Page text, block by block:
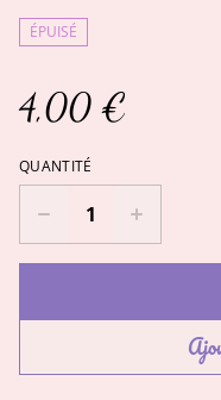
ÉPUISÉ
4,00 €
QUANTITÉ